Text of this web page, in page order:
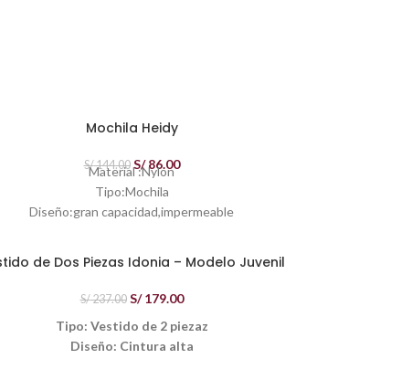
Mochila Heidy
S/144.00 S/86.00
Material :Nylon
Tipo:Mochila
Diseño:gran capacidad,impermeable
Tipo de cierre:cremallera
Género:Mujer
Tamaño:320x150x430mm
de Dos Piezas Idonia – Modelo Juvenil
S/237.00 S/179.00
Tipo: Vestido de 2 piezaz
Diseño: Cintura alta